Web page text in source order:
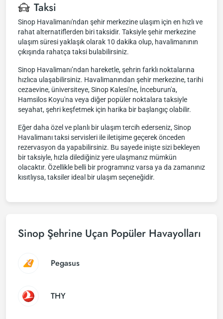
Taksi
Sinop Havalimanı'ndan şehir merkezine ulaşım için en hızlı ve
rahat alternatiflerden biri taksidir. Taksiyle şehir merkezine
ulaşım süresi yaklaşık olarak 10 dakika olup, havalimanının
çıkışında rahatça taksi bulabilirsiniz.
Sinop Havalimanı’ndan hareketle, şehrin farklı noktalarına
hızlıca ulaşabilirsiniz. Havalimanından şehir merkezine, tarihi
cezaevine, üniversiteye, Sinop Kalesi'ne, İnceburun'a,
Hamsilos Koyu'na veya diğer popüler noktalara taksiyle
seyahat, şehri keşfetmek için harika bir başlangıç olabilir.
Eğer daha özel ve planlı bir ulaşım tercih ederseniz, Sinop
Havalimanı taksi servisleri ile iletişime geçerek önceden
rezervasyon da yapabilirsiniz. Bu sayede inişte sizi bekleyen
bir taksiyle, hızla dilediğiniz yere ulaşmanız mümkün
olacaktır. Özellikle belli bir programınız varsa ya da zamanınız
kısıtlıysa, taksiler ideal bir ulaşım seçeneğidir.
Sinop Şehrine Uçan Popüler Havayolları
Pegasus
THY